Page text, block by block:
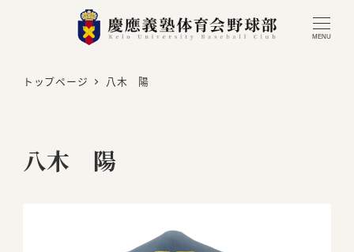
MENU
トップページ 八木 陽
八木 陽